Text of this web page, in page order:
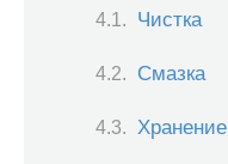
Чистка
Смазка
Хранение